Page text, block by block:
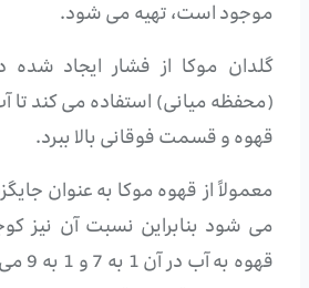
موجود است، تهیه می شود.
گلدان موکا از فشار ایجاد شده
(محفظه میانی) استفاده می کند تا
قهوه و قسمت فوقانی بالا ببرد.
معمولاً از قهوه موکا به عنوان
می شود بنابراین نسبت آن نیز
قهوه